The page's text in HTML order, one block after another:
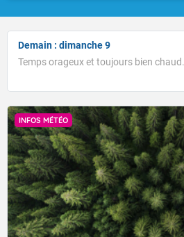
Demain : dimanche 9
Temps orageux et toujours bien chaud.
INFOS MÉTÉO